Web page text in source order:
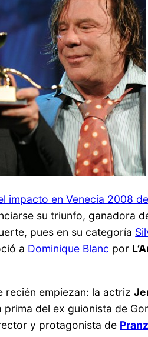
impacto en Venecia 2008
su triunfo, ganadora
pues en su categoría
a Dominique Blanc por
recién empiezan: la actriz
prima del ex guionista de
y protagonista de